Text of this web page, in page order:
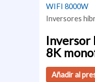
Inversores
Inversor
8K
Añadir al